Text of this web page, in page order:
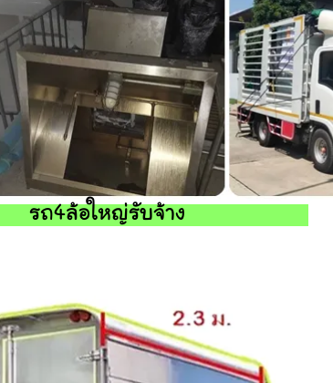
รถ4ล้อใหญ่รับจ้าง